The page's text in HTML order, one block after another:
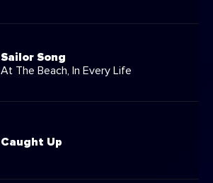
Sailor Song
At The Beach, In Every Life
Caught Up